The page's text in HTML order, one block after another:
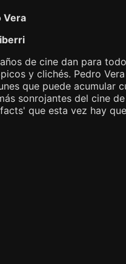
Vera
de cine dan para
y clichés. Pedro
que puede acumular
sonrojantes del cine
que esta vez hay